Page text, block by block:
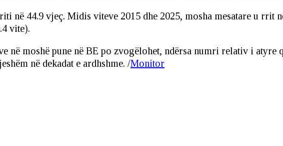
në 44.9 vjeç. Midis viteve 2015 dhe 2025, mosha mesatare u rrit
vite).
në moshë pune në BE po zvogëlohet, ndërsa numri relativ i atyre
në dekadat e ardhshme. /Monitor